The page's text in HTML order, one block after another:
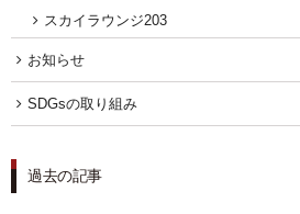
スカイラウンジ203
お知らせ
SDGsの取り組み
過去の記事